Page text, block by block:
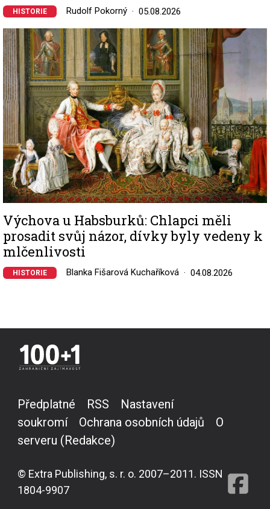
HISTORIE Rudolf Pokorný 05.08.2026
Image
Výchova u Habsburků: Chlapci měli
prosadit svůj názor, dívky byly vedeny k
mlčenlivosti
HISTORIE Blanka Fišarová Kuchaříková 04.08.2026
Předplatné RSS
Nastavení
soukromí
Ochrana osobních údajů
O
serveru (Redakce)
© Extra Publishing, s. r. o. 2007–2011. ISSN
1804-9907